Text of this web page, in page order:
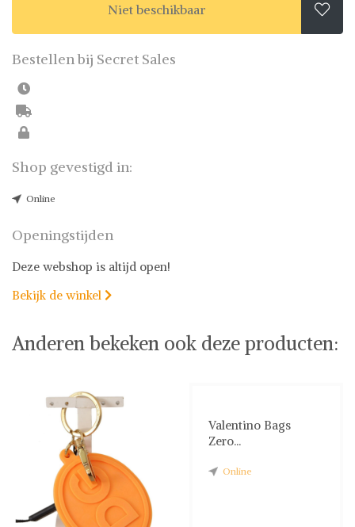
Niet beschikbaar 
Bestellen bij Secret Sales
Shop gevestigd in:
Online
Openingstijden
Deze webshop is altijd open!
Bekijk de winkel 
Anderen bekeken ook deze producten:
Valentino Bags
Zero...
Online